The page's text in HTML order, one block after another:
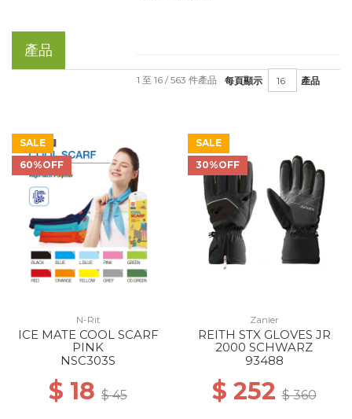
產品
每頁顯示 產品
1 至 16 / 563 件產品
SALE
60%OFF
N-Rit
ICE MATE COOL SCARF
PINK
NSC303S
$ 18 $ 45
SALE
30%OFF
Zanier
REITH STX GLOVES JR
2000 SCHWARZ
93488
$ 252$ 360